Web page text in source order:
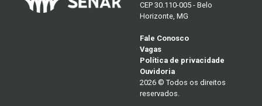
CEP 30.110-005 - Belo
Horizonte, MG
Fale Conosco
Vagas
Política de privacidade
Ouvidoria
2026 © Todos os direitos
reservados.